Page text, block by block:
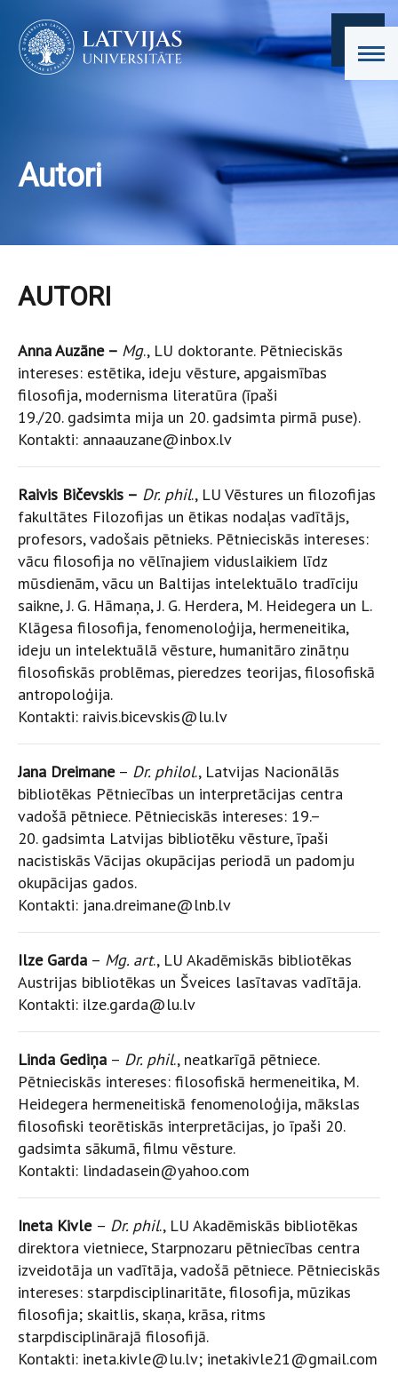
Autori
AUTORI
Anna Auzāne – Mg., LU doktorante. Pētnieciskās
intereses: estētika, ideju vēsture, apgaismības
filosofija, modernisma literatūra (īpaši
19./20. gadsimta mija un 20. gadsimta pirmā puse).
Kontakti: annaauzane@inbox.lv
Raivis Bičevskis – Dr. phil., LU Vēstures un filozofijas
fakultātes Filozofijas un ētikas nodaļas vadītājs,
profesors, vadošais pētnieks. Pētnieciskās intereses:
vācu filosofija no vēlīnajiem viduslaikiem līdz
mūsdienām, vācu un Baltijas intelektuālo tradīciju
saikne, J. G. Hāmaņa, J. G. Herdera, M. Heidegera un L.
Klāgesa filosofija, fenomenoloģija, hermeneitika,
ideju un intelektuālā vēsture, humanitāro zinātņu
filosofiskās problēmas, pieredzes teorijas, filosofiskā
antropoloģija.
Kontakti: raivis.bicevskis@lu.lv
Jana Dreimane– Dr. philol., Latvijas Nacionālās
bibliotēkas Pētniecības un interpretācijas centra
vadošā pētniece. Pētnieciskās intereses: 19.–
20. gadsimta Latvijas bibliotēku vēsture, īpaši
nacistiskās Vācijas okupācijas periodā un padomju
okupācijas gados.
Kontakti: jana.dreimane@lnb.lv
Ilze Garda – Mg. art., LU Akadēmiskās bibliotēkas
Austrijas bibliotēkas un Šveices lasītavas vadītāja.
Kontakti: ilze.garda@lu.lv
Linda Gediņa – Dr. phil., neatkarīgā pētniece.
Pētnieciskās intereses: filosofiskā hermeneitika, M.
Heidegera hermeneitiskā fenomenoloģija, mākslas
filosofiski teorētiskās interpretācijas, jo īpaši 20.
gadsimta sākumā, filmu vēsture.
Kontakti: lindadasein@yahoo.com
Ineta Kivle – Dr. phil., LU Akadēmiskās bibliotēkas
direktora vietniece, Starpnozaru pētniecības centra
izveidotāja un vadītāja, vadošā pētniece. Pētnieciskās
intereses: starpdisciplinaritāte, filosofija, mūzikas
filosofija; skaitlis, skaņa, krāsa, ritms
starpdisciplinārajā filosofijā.
Kontakti: ineta.kivle@lu.lv; inetakivle21@gmail.com